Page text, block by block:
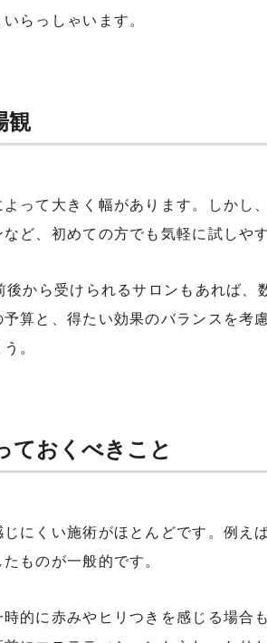
らっしゃいます。
観
って大きく幅があります。しかし
ど、初めての方でも気軽に試しや
から受けられるサロンもあれば、
算と、得たい効果のバランスを考
。
ておくべきこと
にくい施術がほとんどです。例え
ものが一般的です。
的に赤みやヒリつきを感じる場合